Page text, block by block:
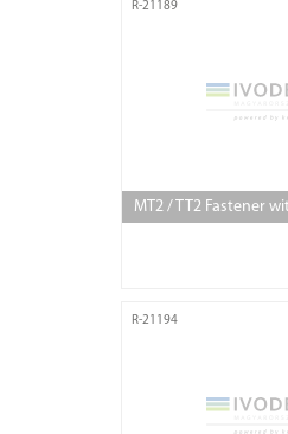
R-21189
MT2 / TT2 Fastener
R-21194